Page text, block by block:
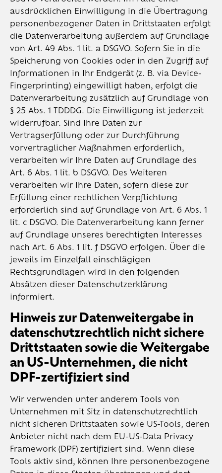
ausdrücklichen Einwilligung in die Übertragung
personenbezogener Daten in Drittstaaten erfolgt
die Datenverarbeitung außerdem auf Grundlage
von Art. 49 Abs. 1 lit. a DSGVO. Sofern Sie in die
Speicherung von Cookies oder in den Zugriff auf
Informationen in Ihr Endgerät (z. B. via Device-
Fingerprinting) eingewilligt haben, erfolgt die
Datenverarbeitung zusätzlich auf Grundlage von
§ 25 Abs. 1 TDDDG. Die Einwilligung ist jederzeit
widerrufbar. Sind Ihre Daten zur
Vertragserfüllung oder zur Durchführung
vorvertraglicher Maßnahmen erforderlich,
verarbeiten wir Ihre Daten auf Grundlage des
Art. 6 Abs. 1 lit. b DSGVO. Des Weiteren
verarbeiten wir Ihre Daten, sofern diese zur
Erfüllung einer rechtlichen Verpflichtung
erforderlich sind auf Grundlage von Art. 6 Abs. 1
lit. c DSGVO. Die Datenverarbeitung kann ferner
auf Grundlage unseres berechtigten Interesses
nach Art. 6 Abs. 1 lit. f DSGVO erfolgen. Über die
jeweils im Einzelfall einschlägigen
Rechtsgrundlagen wird in den folgenden
Absätzen dieser Datenschutzerklärung
informiert.
Hinweis zur Datenweitergabe in
datenschutzrechtlich nicht sichere
Drittstaaten sowie die Weitergabe
an US-Unternehmen, die nicht
DPF-zertifiziert sind
Wir verwenden unter anderem Tools von
Unternehmen mit Sitz in datenschutzrechtlich
nicht sicheren Drittstaaten sowie US-Tools, deren
Anbieter nicht nach dem EU-US-Data Privacy
Framework (DPF) zertifiziert sind. Wenn diese
Tools aktiv sind, können Ihre personenbezogene